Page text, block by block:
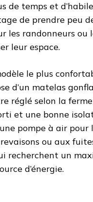
de temps et
de prendre peu
les randonneurs ou
leur espace.
le plus
d’un matelas
réglé selon la
et une bonne
pompe à air pour
ou aux
recherchent un
d’énergie.